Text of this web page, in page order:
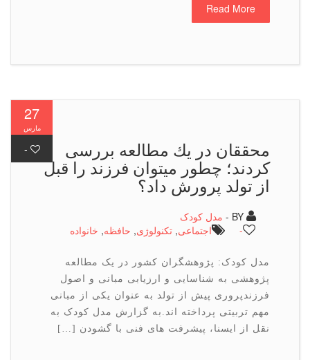
Read More
محققان در یك مطالعه بررسی
كردند؛ چطور میتوان فرزند را قبل
از تولد پرورش داد؟
مدل کودک
اجتماعی,تكنولوژی,حافظه, خانواده
مدل کودک: پژوهشگران کشور در یک مطالعه
پژوهشی به شناسایی و ارزیابی مبانی و اصول
فرزندپروری پیش از تولد به عنوان یکی از مبانی
مهم تربیتی پرداخته اند.به گزارش مدل کودک به
نقل از ایسنا، پیشرفت های فنی با گشودن […]